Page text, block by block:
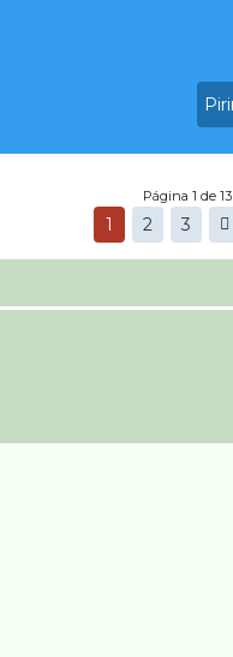
Página 1 de 13
1 2 3